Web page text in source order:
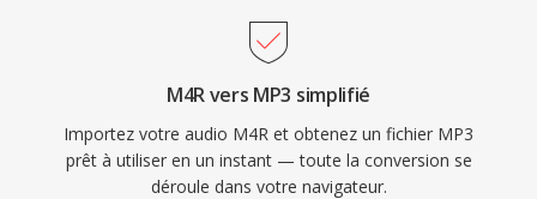
Aujourd&#039;hui, le MP3 reste l&#039;un dès
formats audio les plus universellement pris en
chargé par la quasi-totalité dès lecteurs
multimédia, systèmes d&#039;exploitation et
appareils portables.
M4R vers MP3 simplifié
Importez votre audio M4R et obtenez un fichier MP3
prêt à utiliser en un instant — toute la conversion se
déroule dans votre navigateur.